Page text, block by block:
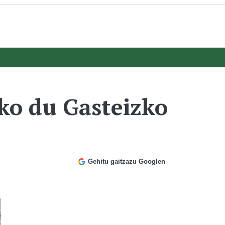
du Gasteizko
Gehitu gaitzazu Googlen